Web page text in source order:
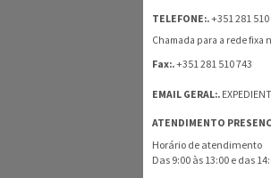
TELEFONE:.+351 281
Chamada para a rede fixa
Fax:.+351 281 510 743
EMAIL GERAL:.
ATENDIMENTO
Horário de atendimento
Das 9:00 às 13:00 e das